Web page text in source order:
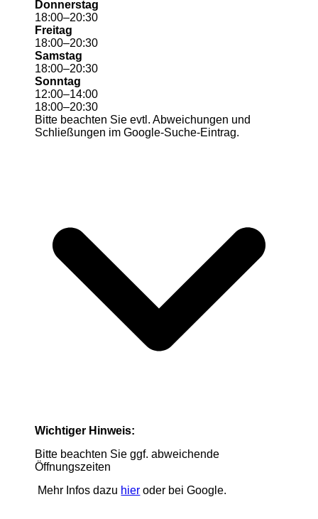
Donnerstag
18:00–20:30
Freitag
18:00–20:30
Samstag
18:00–20:30
Sonntag
12:00–14:00
18:00–20:30
Bitte beachten Sie evtl. Abweichungen und
Schließungen im Google-Suche-Eintrag.
Wichtiger Hinweis:
Bitte beachten Sie ggf. abweichende
Öffnungszeiten
Mehr Infos dazu hier oder bei Google.